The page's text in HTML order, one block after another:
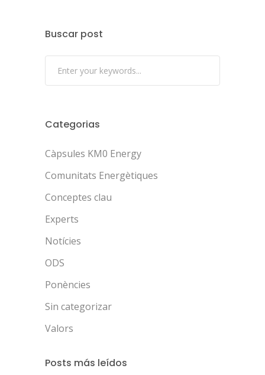
Buscar post
Categorias
Càpsules KM0 Energy
Comunitats Energètiques
Conceptes clau
Experts
Notícies
ODS
Ponències
Sin categorizar
Valors
Posts más leídos